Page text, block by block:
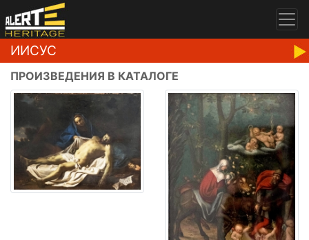
ИИСУС
ПРОИЗВЕДЕНИЯ В КАТАЛОГЕ